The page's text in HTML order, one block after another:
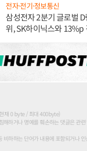
전자·전기·정보통신
삼성전자 2분기 글로벌
위, SK하이닉스와 13%p
재 0 byte / 최대 400byte)
해하거나 명예를 훼손하는 댓글은 관
비하하는 단어가 내용에 포함되거나